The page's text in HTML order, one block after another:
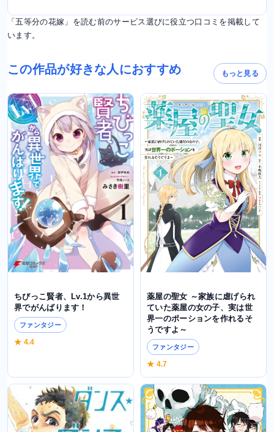
「五等分の花嫁」を読む前のサービス選びに役立つ口コミを掲載して
います。
この作品が好きな人におすすめ もっと見る
ちびっこ賢者、Lv.1から異世
界でがんばります！
ファンタジー
★ 4.4
薬屋の聖女 ～家族に虐げられ
ていた薬屋の女の子、実は世
界一のポーションを作れるそ
うですよ～
ファンタジー
★ 4.7